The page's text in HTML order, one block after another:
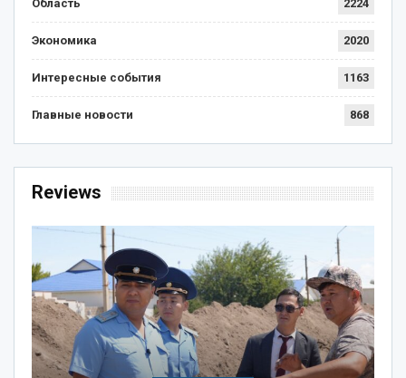
Область 2224
Экономика 2020
Интересные события 1163
Главные новости 868
Reviews